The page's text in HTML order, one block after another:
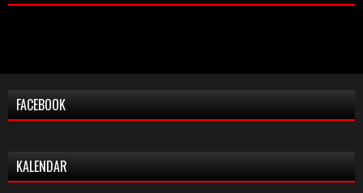
FACEBOOK
KALENDAR